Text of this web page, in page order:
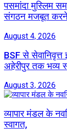
पसमांदा मुस्लिम
संगठन मजबूत करने
August 4, 2026
BSF से सेवानिवृत्त
अहेरीपुर तक भव्य
August 3, 2026
व्यापार मंडल के
स्वागत,